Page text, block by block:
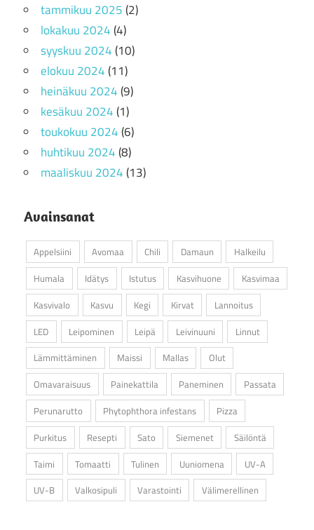
tammikuu 2025(2)
lokakuu 2024(4)
syyskuu 2024(10)
elokuu 2024(11)
heinäkuu 2024(9)
kesäkuu 2024(1)
toukokuu 2024(6)
huhtikuu 2024(8)
maaliskuu 2024(13)
Avainsanat
Appelsiini Avomaa Chili Damaun
Halkeilu
Humala
Idätys Istutus Kasvihuone
Kasvimaa
Kasvivalo
Kasvu Kegi Kirvat
Lannoitus
LED
Leipominen Leipä Leivinuuni
Linnut
Lämmittäminen
Maissi Mallas
Olut
Omavaraisuus
Painekattila Paneminen
Passata
Perunarutto
Phytophthora infestans
Pizza
Purkitus
Resepti Sato Siemenet
Säilöntä
Taimi
Tomaatti Tulinen Uuniomena
UV-A
UV-B
Valkosipuli Varastointi Välimerellinen